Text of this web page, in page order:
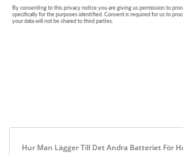
Hur Man Lägger Till Det Andra Batteriet För